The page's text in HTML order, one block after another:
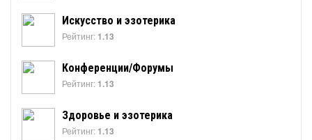
Искусство и эзотерика
Рейтинг: 1.13
Конференции/Форумы
Рейтинг: 1.13
Здоровье и эзотерика
Рейтинг: 1.13